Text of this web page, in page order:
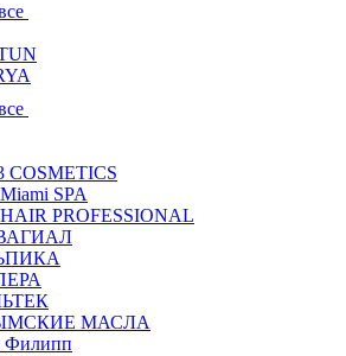
COSMETICS
SPA
PROFESSIONAL
МАСЛА
Филипп